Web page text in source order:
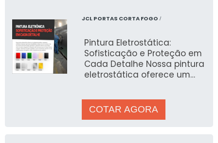
JCL PORTAS CORTA FOGO /
Pintura Eletrostática:
Sofisticação e Proteção em
Cada Detalhe Nossa pintura
eletrostática oferece um
ideal para quem busca
durabilidade e beleza em
COTAR AGORA